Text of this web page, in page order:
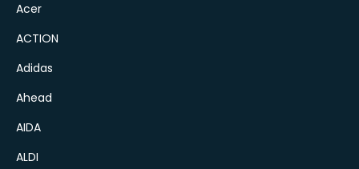
Acer
ACTION
Adidas
Ahead
AIDA
ALDI